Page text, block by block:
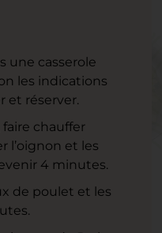
une casserole
les indications
et réserver.
chauffer
l’oignon et les
4 minutes.
de poulet et les